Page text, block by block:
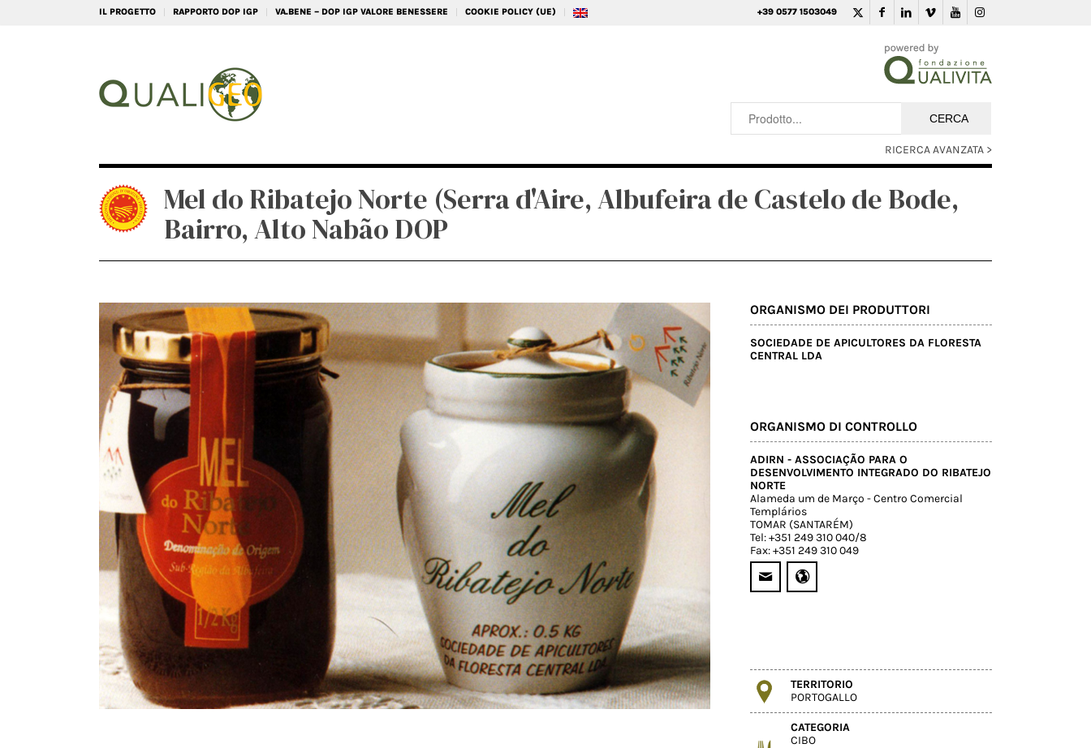
IL PROGETTO RAPPORTO DOP IGP VA.BENE – DOP IGP VALORE BENESSERE COOKIE POLICY (UE) +39 0577 1503049
RICERCA AVANZATA >
Mel do Ribatejo Norte (Serra d'Aire, Albufeira de Castelo de Bode,
Bairro, Alto Nabão DOP
ORGANISMO DEI PRODUTTORI
SOCIEDADE DE APICULTORES DA FLORESTA
CENTRAL LDA
ORGANISMO DI CONTROLLO
ADIRN - ASSOCIAÇÃO PARA O
DESENVOLVIMENTO INTEGRADO DO RIBATEJO
NORTE
Alameda um de Março - Centro Comercial
Templários
TOMAR (SANTARÉM)
Tel: +351 249 310 040/8
Fax: +351 249 310 049
TERRITORIO
PORTOGALLO
CATEGORIA
CIBO